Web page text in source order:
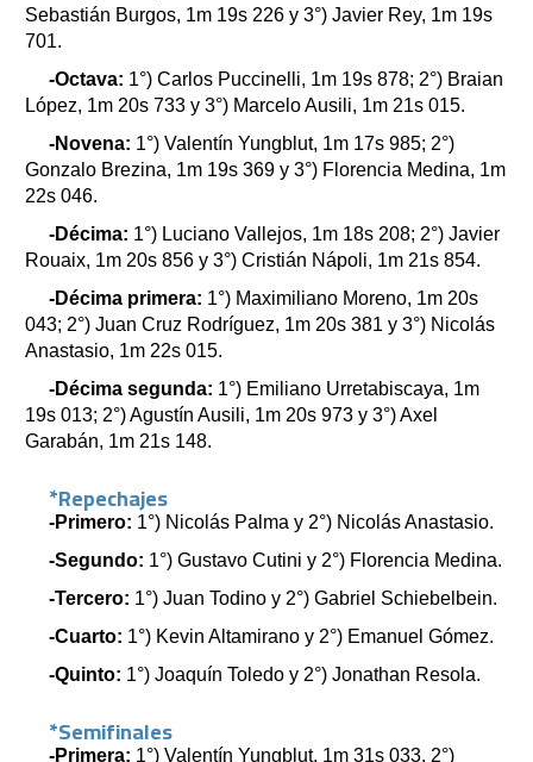
Sebastián Burgos, 1m 19s 226 y 3°) Javier Rey, 1m 19s
701.
-Octava: 1°) Carlos Puccinelli, 1m 19s 878; 2°) Braian
López, 1m 20s 733 y 3°) Marcelo Ausili, 1m 21s 015.
-Novena: 1°) Valentín Yungblut, 1m 17s 985; 2°)
Gonzalo Brezina, 1m 19s 369 y 3°) Florencia Medina, 1m
22s 046.
-Décima: 1°) Luciano Vallejos, 1m 18s 208; 2°) Javier
Rouaix, 1m 20s 856 y 3°) Cristián Nápoli, 1m 21s 854.
-Décima primera: 1°) Maximiliano Moreno, 1m 20s
043; 2°) Juan Cruz Rodríguez, 1m 20s 381 y 3°) Nicolás
Anastasio, 1m 22s 015.
-Décima segunda: 1°) Emiliano Urretabiscaya, 1m
19s 013; 2°) Agustín Ausili, 1m 20s 973 y 3°) Axel
Garabán, 1m 21s 148.
*Repechajes
-Primero: 1°) Nicolás Palma y 2°) Nicolás Anastasio.
-Segundo: 1°) Gustavo Cutini y 2°) Florencia Medina.
-Tercero: 1°) Juan Todino y 2°) Gabriel Schiebelbein.
-Cuarto: 1°) Kevin Altamirano y 2°) Emanuel Gómez.
-Quinto: 1°) Joaquín Toledo y 2°) Jonathan Resola.
*Semifinales
-Primera: 1°) Valentín Yungblut, 1m 31s 033, 2°)